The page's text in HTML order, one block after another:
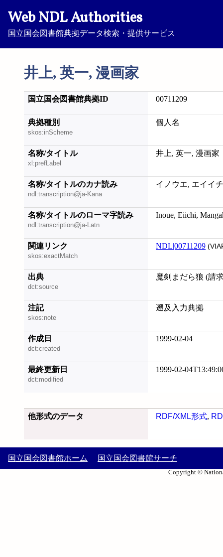
Web NDL Authorities
国立国会図書館典拠データ検索・提供サービス
井上, 英一, 漫画家
国立国会図書館典拠ID 00711209
典拠種別
skos:inScheme
個人名
名称/タイトル
xl:prefLabel
井上, 英一, 漫画家
名称/タイトルのカナ読み
ndl:transcription@ja-Kana
イノウエ, エイイ
名称/タイトルのローマ字読み
ndl:transcription@ja-Latn
Inoue, Eiichi,
関連リンク
skos:exactMatch
NDL|00711209
出典
dct:source
魔剣まだら狼 (請
注記
skos:note
遡及入力典拠
作成日
dct:created
1999-02-04
最終更新日
dct:modified
1999-02-
他形式のデータ RDF/XML形式,
国立国会図書館ホーム 国立国会図書館サーチ
Copyright ©